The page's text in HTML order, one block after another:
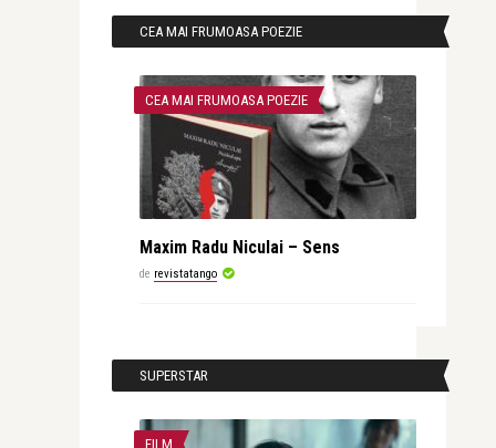
CEA MAI FRUMOASA POEZIE
CEA MAI FRUMOASA POEZIE
Maxim Radu Niculai – Sens
de revistatango
SUPERSTAR
FILM